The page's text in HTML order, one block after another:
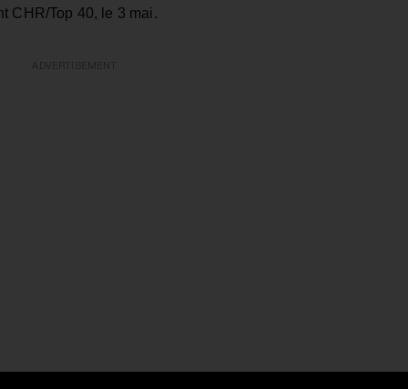
CHR/Top 40, le 3 mai.